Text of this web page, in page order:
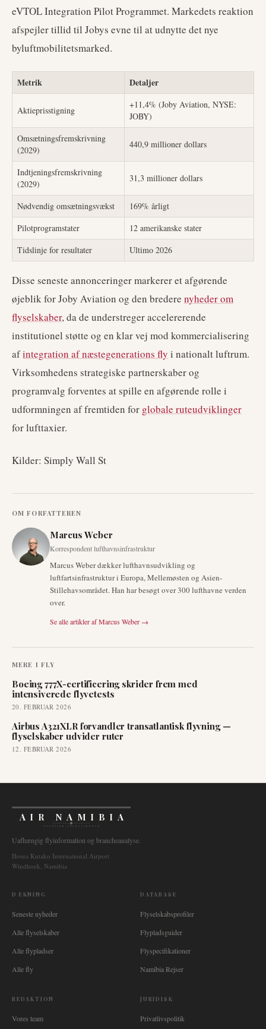
eVTOL Integration Pilot Programmet. Markedets reaktion
afspejler tillid til Jobys evne til at udnytte det nye
byluftmobilitetsmarked.
Metrik Detaljer
Aktieprisstigning
+11,4% (Joby Aviation, NYSE:
JOBY)
Omsætningsfremskrivning
(2029)
440,9 millioner dollars
Indtjeningsfremskrivning
(2029)
31,3 millioner dollars
Nødvendig omsætningsvækst
169% årligt
Pilotprogramstater
12 amerikanske stater
Tidslinje for resultater
Ultimo 2026
Disse seneste annonceringer markerer et afgørende
øjeblik for Joby Aviation og den bredere nyheder om
flyselskaber, da de understreger accelererende
institutionel støtte og en klar vej mod kommercialisering
afintegration af næstegenerations fly i nationalt luftrum.
Virksomhedens strategiske partnerskaber og
programvalg forventes at spille en afgørende rolle i
udformningen af fremtiden for globale ruteudviklinger
for lufttaxier.
Kilder: Simply Wall St
OM FORFATTEREN
Marcus Weber
Korrespondent lufthavnsinfrastruktur
Marcus Weber dækker lufthavnsudvikling og
luftfartsinfrastruktur i Europa, Mellemøsten og Asien-
Stillehavsområdet. Han har besøgt over 300 lufthavne verden
over.
Se alle artikler afMarcus Weber →
MERE I FLY
Boeing 777X-certificering skrider frem med
intensiverede flyvetests
20. FEBRUAR 2026
Airbus A321XLR forvandler transatlantisk flyvning —
flyselskaber udvider ruter
12. FEBRUAR 2026
AIR NAMIBIA
AVIATION INTELLIGENCE
Uafhængig flyinformation og brancheanalyse.
Hosea Kutako International Airport
Windhoek, Namibia
DÆKNING
Seneste nyheder
Alle flyselskaber
Alle flypladser
Alle fly
DATABASE
Flyselskabsprofiler
Flypladsguider
Flyspecifikationer
Namibia Rejser
REDAKTION
Vores team
JURIDISK
Privatlivspolitik